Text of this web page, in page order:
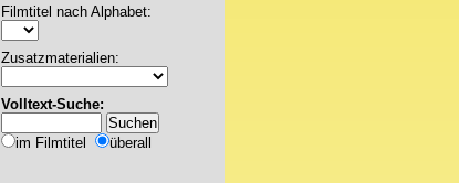
Filmtitel nach Alphabet:
Zusatzmaterialien:
Volltext-Suche:
im Filmtitel überall